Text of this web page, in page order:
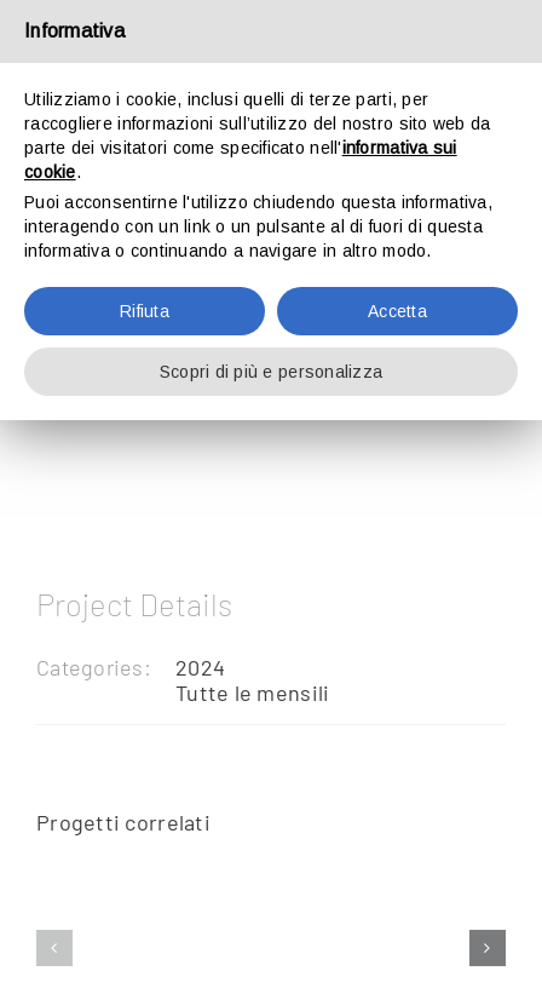
contenuto
Toggle
HOME
LO STUDIO
ATTIVITÀ
Project Description
Circolare mensile in materia di lavoro e
31-5-2024
Project Details
Categories:
2024
Tutte le mensili
Progetti correlati
Informativa
Utilizziamo i cookie, inclusi quelli di terze parti, per
raccogliere informazioni sull’utilizzo del nostro sito web da
parte dei visitatori come specificato nell'informativa sui
cookie.
Puoi acconsentirne l'utilizzo chiudendo questa informativa,
interagendo con un link o un pulsante al di fuori di questa
informativa o continuando a navigare in altro modo.
Rifiuta Accetta
Scopri di più e personalizza